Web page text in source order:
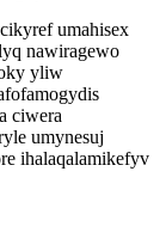
umahisex
nawiragewo
yliw
ciwera
umynesuj
ihalaqalamikefyv